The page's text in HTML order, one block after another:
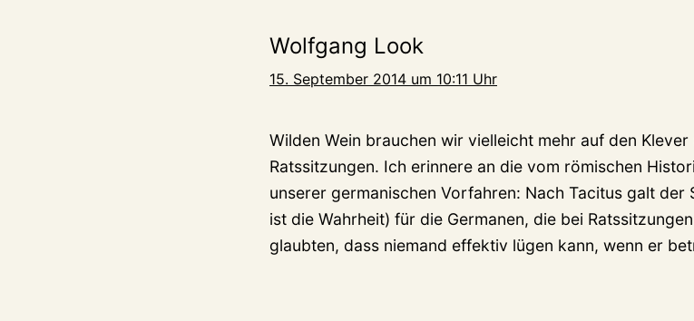
Wolfgang Look
15. September 2014 um 10:11 Uhr
Wilden Wein brauchen wir vielleicht mehr auf den
Ratssitzungen. Ich erinnere an die vom römischen
unserer germanischen Vorfahren: Nach Tacitus galt der
ist die Wahrheit) für die Germanen, die bei
glaubten, dass niemand effektiv lügen kann, wenn er